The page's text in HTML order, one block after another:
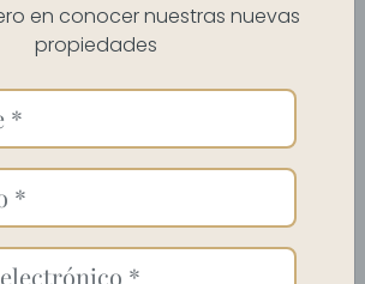
en conocer nuestras nuevas
propiedades